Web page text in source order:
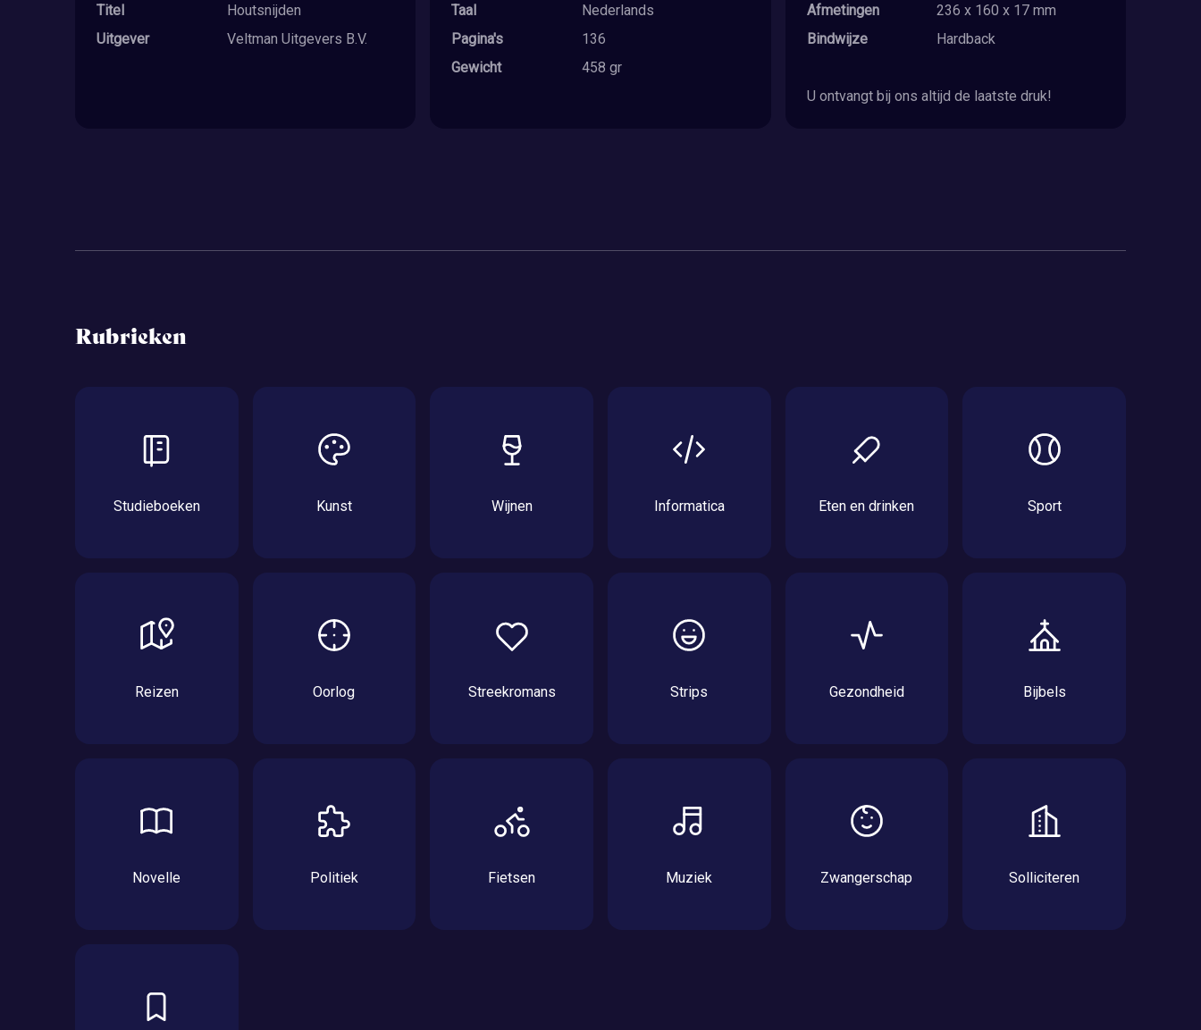
Titel
Houtsnijden
Uitgever
Veltman Uitgevers B.V.
Taal
Nederlands
Pagina's
136
Gewicht
458 gr
Afmetingen
236 x 160 x 17 mm
Bindwijze
Hardback
U ontvangt bij ons altijd de laatste druk!
Rubrieken
Studieboeken Kunst Wijnen Informatica Eten en drinken Sport
Reizen Oorlog Streekromans Strips Gezondheid Bijbels
Novelle Politiek Fietsen Muziek Zwangerschap Solliciteren